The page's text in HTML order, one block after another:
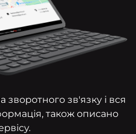
зв'язку і вся
також описано